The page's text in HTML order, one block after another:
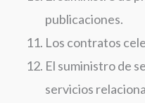
publicaciones.
Los contratos
El suministro de
servicios